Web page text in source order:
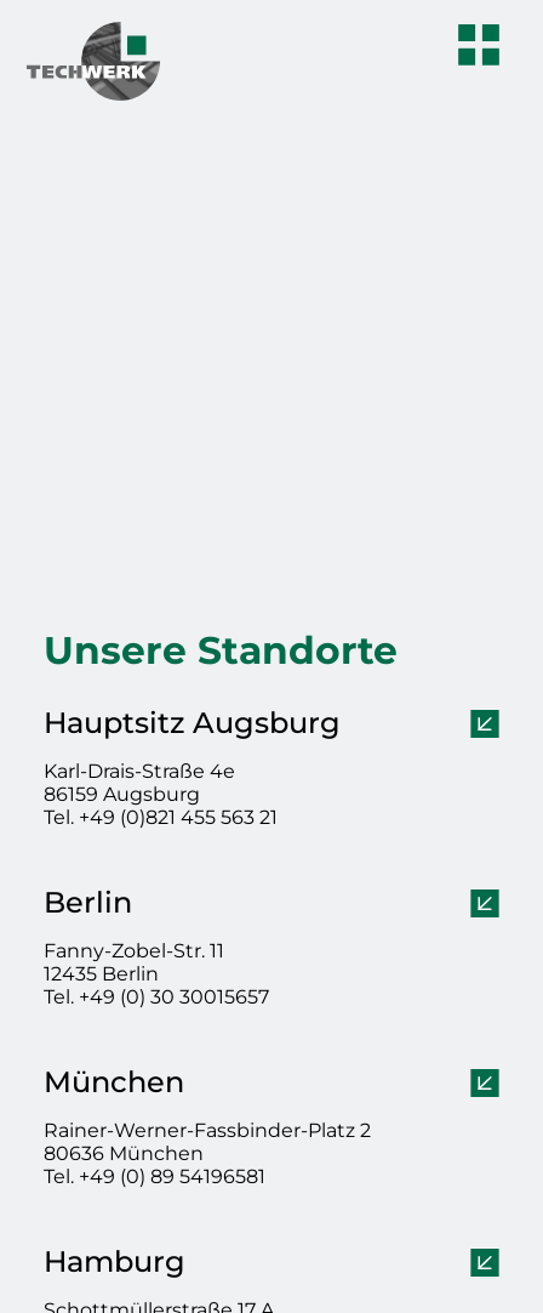
Unsere Standorte
Hauptsitz Augsburg
Karl-Drais-Straße 4e
86159 Augsburg
Tel. +49 (0)821 455 563 21
Berlin
Fanny-Zobel-Str. 11
12435 Berlin
Tel. +49 (0) 30 30015657
München
Rainer-Werner-Fassbinder-Platz 2
80636 München
Tel. +49 (0) 89 54196581
Hamburg